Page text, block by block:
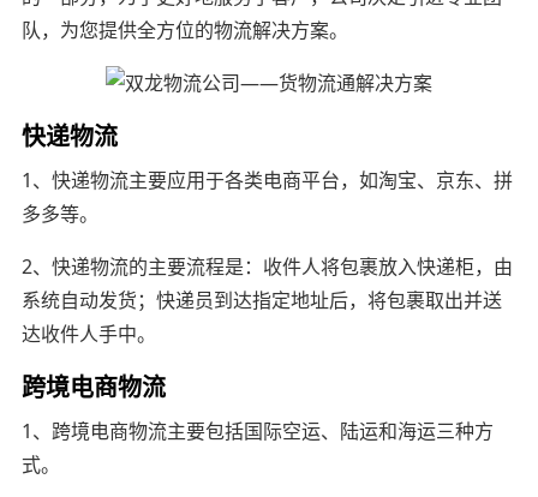
队，为您提供全方位的物流解决方案。
快递物流
1、快递物流主要应用于各类电商平台，如淘宝、京东、拼
多多等。
2、快递物流的主要流程是：收件人将包裹放入快递柜，由
系统自动发货；快递员到达指定地址后，将包裹取出并送
达收件人手中。
跨境电商物流
1、跨境电商物流主要包括国际空运、陆运和海运三种方
式。